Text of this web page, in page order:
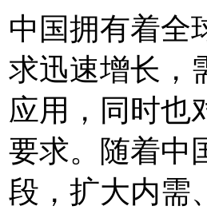
中国拥有着全
求迅速增长，
应用，同时也
要求。随着中
段，扩大内需